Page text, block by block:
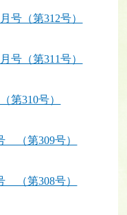
号（第312号）
号（第311号）
第310号）
（第309号）
（第308号）